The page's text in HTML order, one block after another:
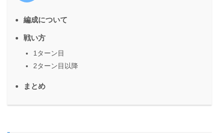
編成について
戦い方
1ターン目
2ターン目以降
まとめ